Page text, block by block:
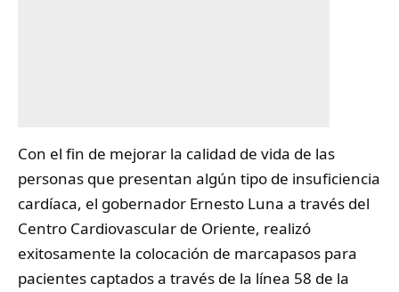
Con el fin de mejorar la calidad de vida de las
personas que presentan algún tipo de insuficiencia
cardíaca, el gobernador Ernesto Luna a través del
Centro Cardiovascular de Oriente, realizó
exitosamente la colocación de marcapasos para
pacientes captados a través de la línea 58 de la